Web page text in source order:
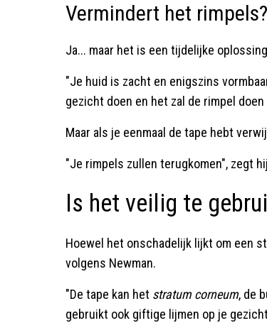
Vermindert het rimpels?
Ja... maar het is een tijdelijke
"Je huid is zacht en enigszins
gezicht doen en het zal de rimpel
Maar als je eenmaal de tape hebt
"Je rimpels zullen terugkomen", zegt
Is het veilig te
Hoewel het onschadelijk lijkt om een
volgens Newman.
"De tape kan het stratum corneum, de
gebruikt ook giftige lijmen op je